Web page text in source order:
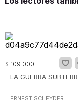
$ 109.000
LA GUERRA
ERNEST SCHEYDER